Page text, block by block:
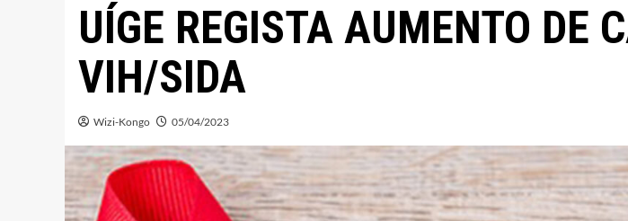
UÍGE REGISTA AUMENTO DE
VIH/SIDA
Wizi-Kongo 05/04/2023